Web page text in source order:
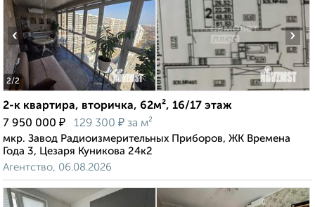
2/2
‹ ›
2-к квартира, вторичка, 62м², 16/17 этаж
7 950 000 ₽ 129 300 ₽ за м²
мкр. Завод Радиоизмерительных Приборов, ЖК Времена
Года 3, Цезаря Куникова 24к2
Агентство, 06.08.2026